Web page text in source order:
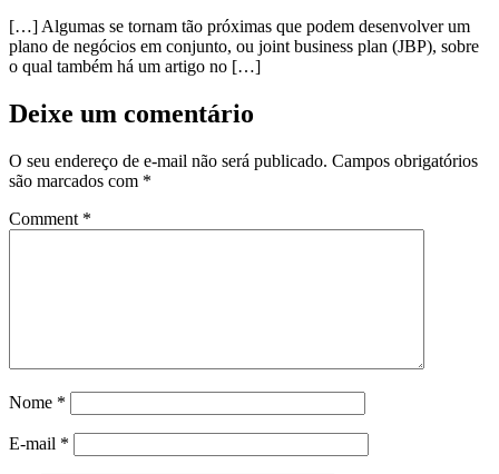
[…] Algumas se tornam tão próximas que podem desenvolver um
plano de negócios em conjunto, ou joint business plan (JBP), sobre
o qual também há um artigo no […]
Deixe um comentário
O seu endereço de e-mail não será publicado. Campos obrigatórios
são marcados com *
Comment *
Nome *
E-mail *